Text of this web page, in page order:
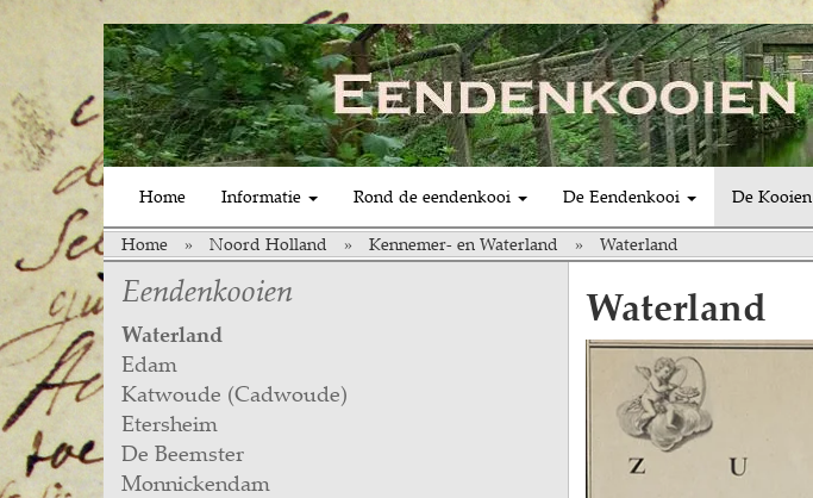
Home(current)Informatie Rond de eendenkooi De Eendenkooi De Kooien
Home Noord Holland Kennemer- en Waterland Waterland
Eendenkooien
Waterland
Edam
Katwoude (Cadwoude)
Etersheim
De Beemster
Monnickendam
Waterland